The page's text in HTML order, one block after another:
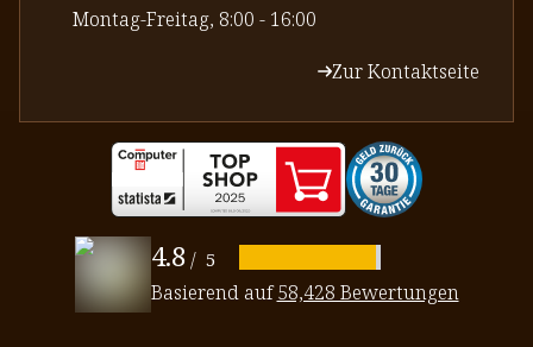
⁠Montag-Freitag, 8:00 - 16:00
Zur Kontaktseite
4.8 / 5
Basierend auf58,428 Bewertungen